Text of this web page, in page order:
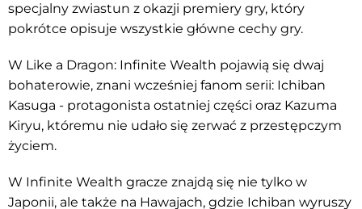
specjalny zwiastun z okazji premiery gry, który
pokrótce opisuje wszystkie główne cechy gry.
W Like a Dragon: Infinite Wealth pojawią się dwaj
bohaterowie, znani wcześniej fanom serii: Ichiban
Kasuga - protagonista ostatniej części oraz Kazuma
Kiryu, któremu nie udało się zerwać z przestępczym
życiem.
W Infinite Wealth gracze znajdą się nie tylko w
Japonii, ale także na Hawajach, gdzie Ichiban wyruszy